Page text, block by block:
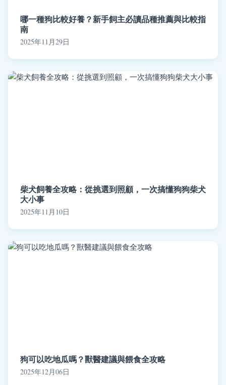
哪一種狗比較好養？新手飼主必讀品種推薦與比較指
南
2025年11月29日
柴犬飼養全攻略：從挑選到照顧，一次搞懂狗狗柴犬
大小事
2025年11月10日
狗可以吃地瓜嗎？獸醫建議與餵食全攻略
2025年12月06日